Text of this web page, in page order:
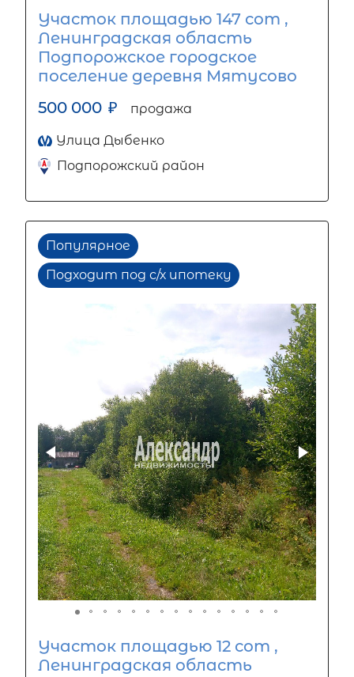
Участок площадью 147 сот ,
Ленинградская область
Подпорожское городское
поселение деревня Мятусово
500 000 ₽ продажа
Улица Дыбенко
Подпорожский район
Популярное
Подходит под с/х ипотеку
Участок площадью 12 сот ,
Ленинградская область